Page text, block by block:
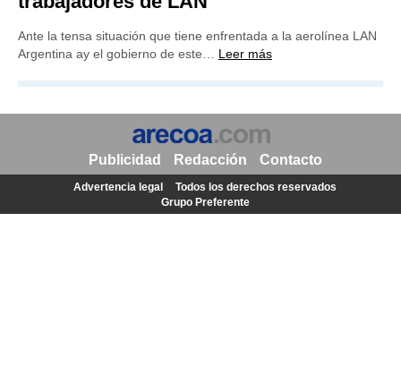
Ante la tensa situación que tiene enfrentada a la aerolínea LAN
Argentina ay el gobierno de este… Leer más
Publicidad Redacción Contacto
Advertencia legal
Todos los derechos reservados
Grupo Preferente